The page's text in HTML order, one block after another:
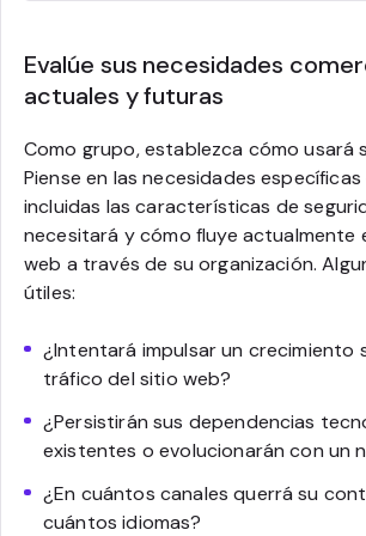
Evalúe sus necesidades
actuales y futuras
Como grupo, establezca cómo usará
Piense en las necesidades
incluidas las características de
necesitará y cómo fluye actualmente
web a través de su organización.
útiles:
¿Intentará impulsar un crecimiento
tráfico del sitio web?
¿Persistirán sus dependencias
existentes o evolucionarán con un
¿En cuántos canales querrá su
cuántos idiomas?